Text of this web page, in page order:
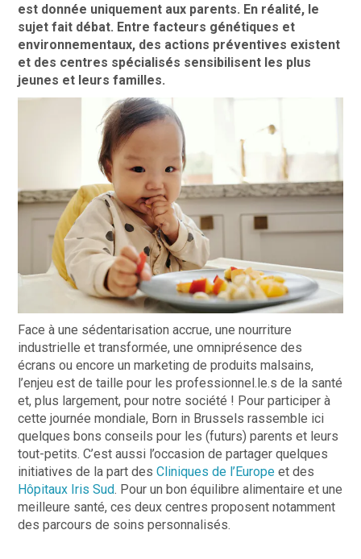
est donnée uniquement aux parents. En réalité, le
sujet fait débat. Entre facteurs génétiques et
environnementaux, des actions préventives existent
et des centres spécialisés sensibilisent les plus
jeunes et leurs familles.
Face à une sédentarisation accrue, une nourriture
industrielle et transformée, une omniprésence des
écrans ou encore un marketing de produits malsains,
l’enjeu est de taille pour les professionnel.le.s de la santé
et, plus largement, pour notre société ! Pour participer à
cette journée mondiale, Born in Brussels rassemble ici
quelques bons conseils pour les (futurs) parents et leurs
tout-petits. C’est aussi l’occasion de partager quelques
initiatives de la part desCliniques de l’Europe et des
Hôpitaux Iris Sud. Pour un bon équilibre alimentaire et une
meilleure santé, ces deux centres proposent notamment
des parcours de soins personnalisés.